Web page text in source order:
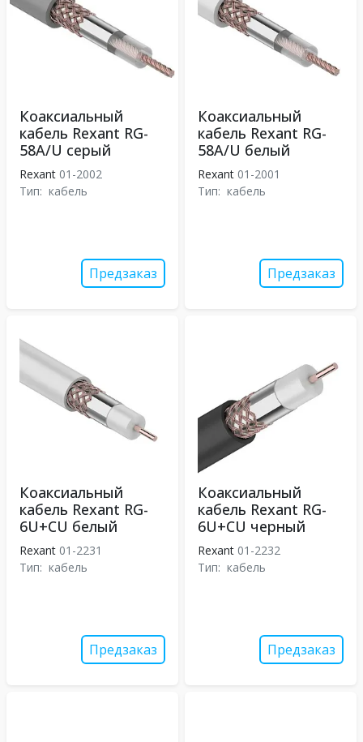
Коаксиальный
кабель Rexant RG-
58A/U серый
Rexant 01-2002
Тип: кабель
Предзаказ
Коаксиальный
кабель Rexant RG-
58A/U белый
Rexant 01-2001
Тип: кабель
Предзаказ
Коаксиальный
кабель Rexant RG-
6U+CU белый
Rexant 01-2231
Тип: кабель
Предзаказ
Коаксиальный
кабель Rexant RG-
6U+CU черный
Rexant 01-2232
Тип: кабель
Предзаказ